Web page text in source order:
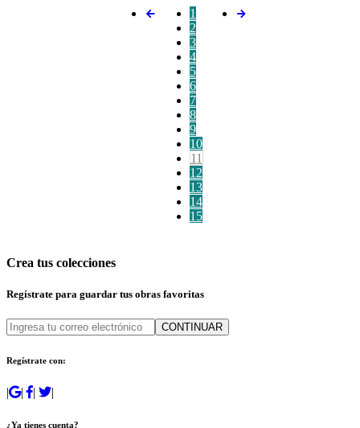
1
2
3
4
5
6
7
8
9
10
11
12
13
14
15
Crea tus colecciones
Regístrate para guardar tus obras favoritas
CONTINUAR
Regístrate con:
| | | |
¿Ya tienes cuenta?